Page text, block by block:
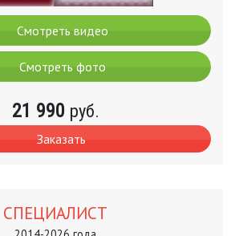
Смотреть видео
Смотреть фото
21 990 руб.
Заказать
СПЕЦИАЛИСТ